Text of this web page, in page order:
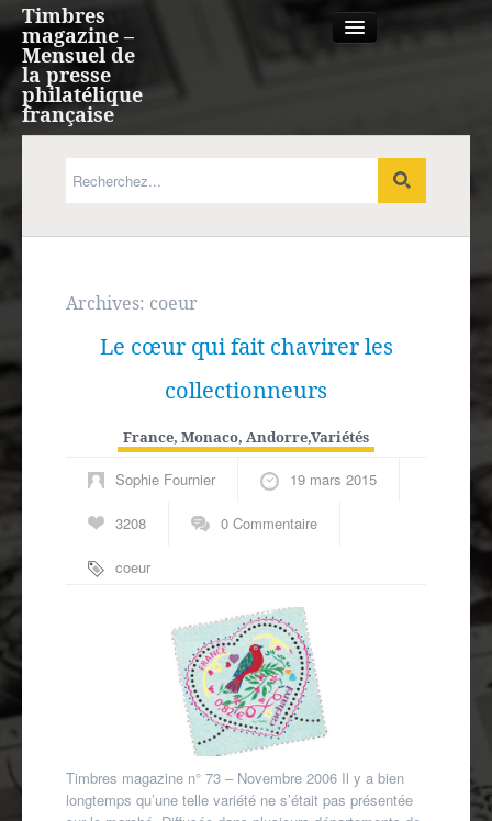
Timbres
magazine –
Mensuel de
la presse
philatélique
française
Expression française
Autres spécialités
Archives: coeur
Le cœur qui fait chavirer les
collectionneurs
France, Monaco, Andorre,Variétés
Sophie Fournier 19 mars 2015
3208 0 Commentaire
coeur
Timbres magazine n° 73 – Novembre 2006 Il y a bien
longtemps qu’une telle variété ne s’était pas présentée